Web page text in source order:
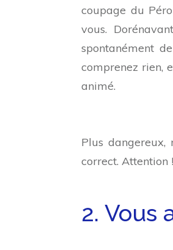
coupage du
vous.
spontanément
comprenez rien,
animé.
Plus
correct.
2. Vous